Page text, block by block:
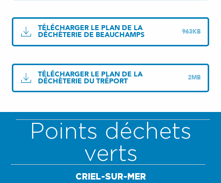
TÉLÉCHARGER LE PLAN DE LA
DÉCHÈTERIE DE BEAUCHAMPS 963KB
TÉLÉCHARGER LE PLAN DE LA
DÉCHÈTERIE DU TRÉPORT 2MB
Points déchets
verts
CRIEL-SUR-MER